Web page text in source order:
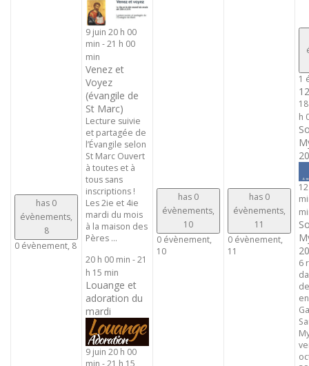
has 0
évènements,
8
0 évènement, 8
9 juin 20 h 00
min -21 h 00
min
Venez et
Voyez
(évangile de
St Marc)
Lecture suivie
et partagée de
l’Évangile selon
St Marc Ouvert
à toutes et à
tous sans
inscriptions !
Les 2ie et 4ie
mardi du mois
à la maison des
Pères ...
20 h 00 min -21
h 15 min
Louange et
adoration du
mardi
9 juin 20 h 00
min -21 h 15
has 0
évènements,
10
0 évènement,
10
has 0
évènements,
11
0 évènement,
11
1
12
h
6